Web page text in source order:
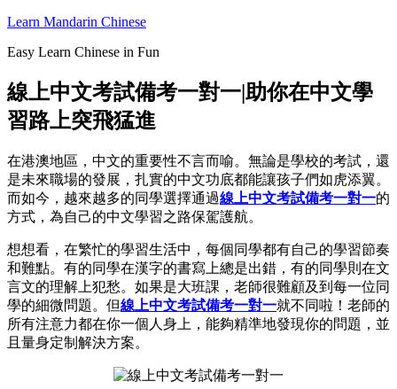
跳
内
容
Learn Mandarin Chinese
Easy Learn Chinese in Fun
線上中文考試備考一對一|助你在中文學
習路上突飛猛進
在港澳地區，中文的重要性不言而喻。無論是學校的考試，還
是未來職場的發展，扎實的中文功底都能讓孩子們如虎添翼。
而如今，越來越多的同學選擇通過線上中文考試備考一對一的
方式，為自己的中文學習之路保駕護航。
想想看，在繁忙的學習生活中，每個同學都有自己的學習節奏
和難點。有的同學在漢字的書寫上總是出錯，有的同學則在文
言文的理解上犯愁。如果是大班課，老師很難顧及到每一位同
學的細微問題。但線上中文考試備考一對一就不同啦！老師的
所有注意力都在你一個人身上，能夠精準地發現你的問題，並
且量身定制解決方案。